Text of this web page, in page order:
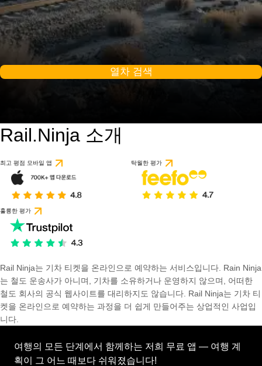
열차 검색
Rail.Ninja 소개
최고 평점 모바일 앱 탁월한 평가
훌륭한 평가
Rail Ninja는 기차 티켓을 온라인으로 예약하는 서비스입니다. Rain Ninja
는 철도 운송사가 아니며, 기차를 소유하거나 운영하지 않으며, 어떠한
철도 회사의 공식 웹사이트를 대리하지도 않습니다. Rail Ninja는 기차 티
켓을 온라인으로 예약하는 과정을 더 쉽게 만들어주는 상업적인 사업입
니다.
여행의 모든 단계에서 함께하는 저희 무료 앱 — 여행 계
획이 그 어느 때보다 쉬워졌습니다!